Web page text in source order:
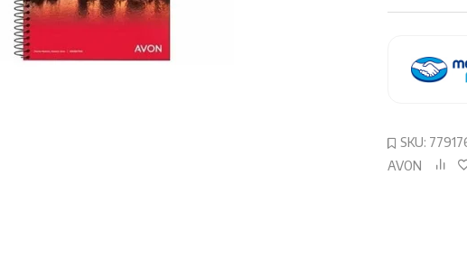
SKU:
AVON